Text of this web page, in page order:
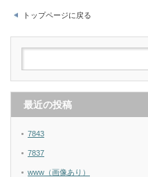
トップページに戻る
最近の投稿
7843
7837
www（画像あり）